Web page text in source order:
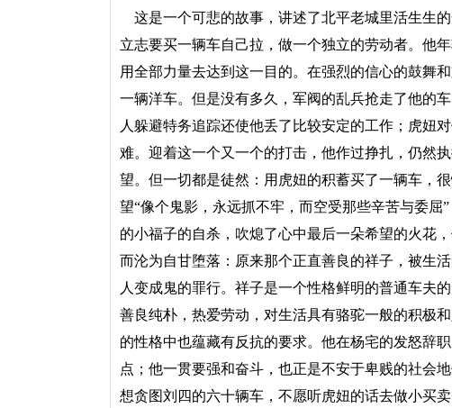
这是一个可悲的故事，讲述了北平老城里活生生
立志要买一辆车自己拉，做一个独立的劳动者。他
用全部力量去达到这一目的。在强烈的信心的鼓舞
一辆洋车。但是没有多久，军阀的乱兵抢走了他的
人躲避特务追踪还使他丢了比较安定的工作；虎妞
难。迎着这一个又一个的打击，他作过挣扎，仍然
望。但一切都是徒然：用虎妞的积蓄买了一辆车，
望“像个鬼影，永远抓不牢，而空受那些辛苦与委
的小福子的自杀，吹熄了心中最后一朵希望的火花
而沦为自甘堕落：原来那个正直善良的祥子，被生
人变成鬼的罪行。祥子是一个性格鲜明的普通车夫
善良纯朴，热爱劳动，对生活具有骆驼一般的积极
的性格中也蕴藏有反抗的要求。他在杨宅的发怒辞
点；他一贯要强和奋斗，也正是不安于卑贱的社会
想贪图刘四的六十辆车，不愿听虎妞的话去做小买